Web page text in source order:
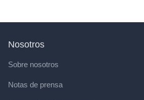
Nosotros
Sobre nosotros
Notas de prensa